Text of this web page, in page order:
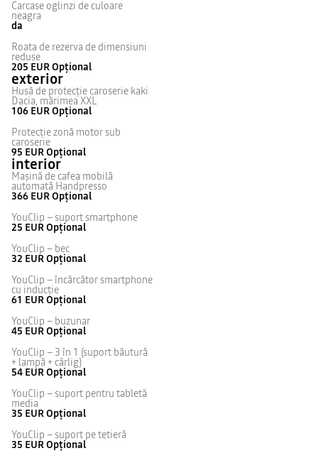
Carcase oglinzi de culoare
neagra
da
Roata de rezerva de dimensiuni
reduse
205 EUROpțional
exterior
Husă de protecţie caroserie kaki
Dacia, mărimea XXL
106 EUROpțional
Protecţie zonă motor sub
caroserie
95 EUROpțional
interior
Maşină de cafea mobilă
automată Handpresso
366 EUROpțional
YouClip – suport smartphone
25 EUROpțional
YouClip – bec
32 EUROpțional
YouClip – încărcător smartphone
cu inducţie
61 EUROpțional
YouClip – buzunar
45 EUROpțional
YouClip – 3 în 1 (suport băutură
+ lampă + cârlig)
54 EUROpțional
YouClip – suport pentru tabletă
media
35 EUROpțional
YouClip – suport pe tetieră
35 EUROpțional